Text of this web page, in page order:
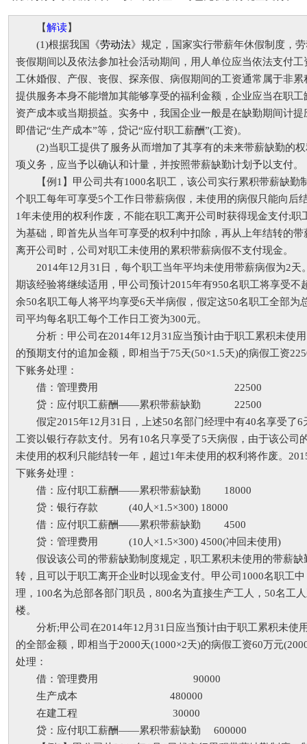
【解读】
(1)根据我国《劳动法》规定，国家实行带薪年休假制度，
丧假期间以及依法参加社会活动期间，用人单位应当依法支付
工休婚假、产假、丧假、探亲假、病假期间的工资通常属于非
提供服务本身不能增加其能够享受的福利金额，企业应当在职
资产成本或当期损益。实务中，我国企业一般是在缺勤期间计
即借记“生产成本”等，贷记“应付职工薪酬”(工资)。
(2)当职工提供了服务从而增加了其享有的未来带薪缺勤的权
项义务，应当予以确认和计量，并按照带薪缺勤计划予以支付。
【例1】甲公司共有1000名职工，该公司实行累积带薪缺勤
个职工每年可享受5个工作日带薪病假，未使用的病假只能向后
1年未使用的权利作废，不能在职工离开公司时获得现金支付;职
为基础，即首先从当年可享受的权利中扣除，再从上年结转的
离开公司时，公司对职工未使用的累积带薪病假不支付现金。
2014年12月31日，每个职工当年平均未使用带薪病假为2天
期该经验将继续适用，甲公司预计2015年有950名职工将享受不
余50名职工每人将平均享受6天半病假，假定这50名职工全部为
司平均每名职工每个工作日工资为300元。
分析：甲公司在2014年12月31应当预计由于职工累积未使用
的预期支付的追加金额，即相当于75天(50×1.5天)的病假工资
下账务处理：
借：管理费用 22500
贷：应付职工薪酬——累积带薪缺勤 22500
假定2015年12月31日，上述50名部门经理中有40名享受了6
工资以银行存款支付。另有10名只享受了5天病假，由于该公司
未使用的权利只能结转一年，超过1年未使用的权利将作废。
下账务处理：
借：应付职工薪酬——累积带薪缺勤 18000
贷：银行存款 (40人×1.5×300) 18000
借：应付职工薪酬——累积带薪缺勤 4500
贷：管理费用 (10人×1.5×300) 4500(冲回未使用)
假设该公司的带薪缺勤制度规定，职工累积未使用的带薪缺
转，且可以于职工离开企业时以现金支付。甲公司1000名职工
理，100名为总部各部门职员，800名为直接生产工人，50名工
楼。
分析;甲公司在2014年12月31日应当预计由于职工累积未使
的全部金额，即相当于2000天(1000×2天)的病假工资60万元
处理：
借：管理费用 90000
生产成本 480000
在建工程 30000
贷：应付职工薪酬——累积带薪缺勤 600000